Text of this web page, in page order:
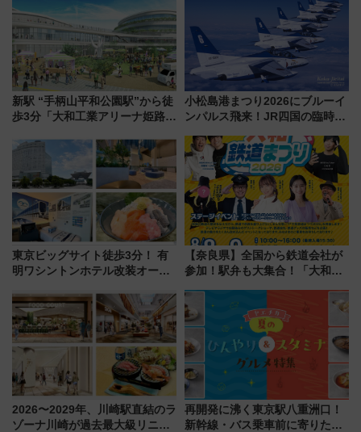
め
新駅 “手柄山平和公園駅”から徒
歩3分「大和工業アリーナ姫路」
大相撲巡業など 豪華イベントと
小松島港まつり2026にブルーイ
ンパルス飛来！JR四国の臨時ダ
東京ビッグサイト徒歩3分！ 有
明ワシントンホテル改装オープ
客室」や海鮮丼が人気の朝食ビ
ュッフェを現地レポ
【奈良県】全国から鉄道会社が
参加！駅弁も大集合！「大和鉄
に開催決定
2026〜2029年、川崎駅直結のラ
ゾーナ川崎が過去最大級リニュ
再開発に沸く東京駅八重洲口！
新幹線・バス乗車前に寄りたい